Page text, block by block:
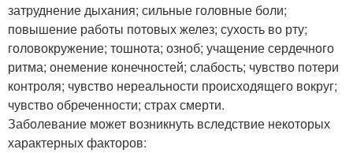
затруднение дыхания; сильные головные боли;
повышение работы потовых желез; сухость во рту;
головокружение; тошнота; озноб; учащение сердечного
ритма; онемение конечностей; слабость; чувство потери
контроля; чувство нереальности происходящего вокруг;
чувство обреченности; страх смерти.
Заболевание может возникнуть вследствие некоторых
характерных факторов: